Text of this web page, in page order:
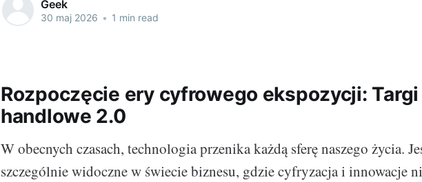
Geek
30 maj 2026 • 1 min read
Rozpoczęcie ery cyfrowego ekspozycji: Targi
handlowe 2.0
W obecnych czasach, technologia przenika każdą sferę naszego życia.
szczególnie widoczne w świecie biznesu, gdzie cyfryzacja i innowacje